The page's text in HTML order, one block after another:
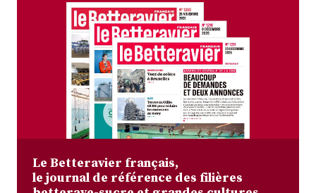
Le Betteravier français,
le journal de référence des filières